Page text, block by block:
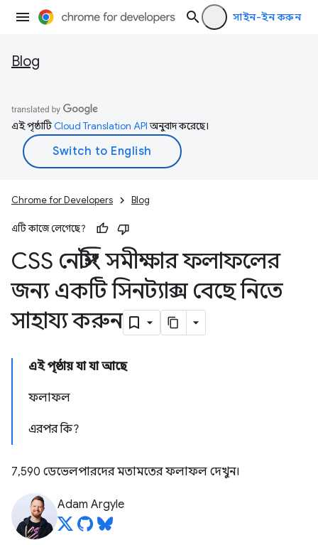
সাইন-ইন করুন
Blog
এই পৃষ্ঠাটিCloud Translation APIঅনুবাদ করেছে।
Chrome for Developers Blog
এটি কাজে লেগেছে?
CSS নেস্টিং সমীক্ষার ফলাফলের
জন্য একটি সিনট্যাক্স বেছে নিতে
সাহায্য করুন
এই পৃষ্ঠায় যা যা আছে
ফলাফল
এরপর কি?
7,590 ডেভেলপারদের মতামতের ফলাফল দেখুন।
Adam Argyle